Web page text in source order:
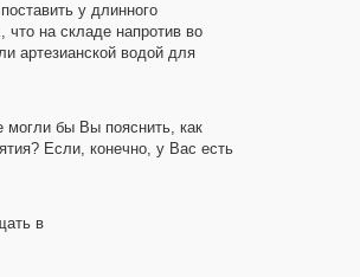
у длинного
на складе напротив во
артезианской водой для
могли бы Вы пояснить, как
Если, конечно, у Вас есть
в